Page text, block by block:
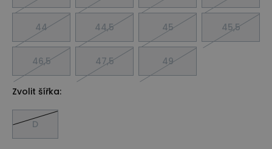
44 44,5 45 45,5
46,5 47,5 49
Zvolit šířka:
D